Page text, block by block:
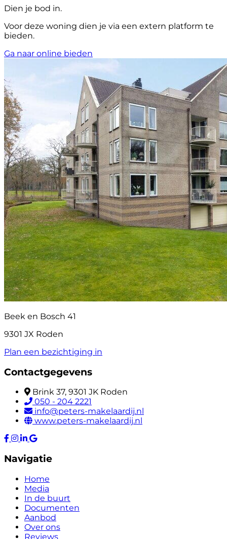
Dien je bod in.
Voor deze woning dien je via een extern platform te
bieden.
Ga naar online bieden
Beek en Bosch 41
9301 JX Roden
Plan een bezichtiging in
Contactgegevens
Brink 37, 9301 JK Roden
050 - 204 2221
info@peters-makelaardij.nl
www.peters-makelaardij.nl
Navigatie
Home
Media
In de buurt
Documenten
Aanbod
Over ons
Reviews